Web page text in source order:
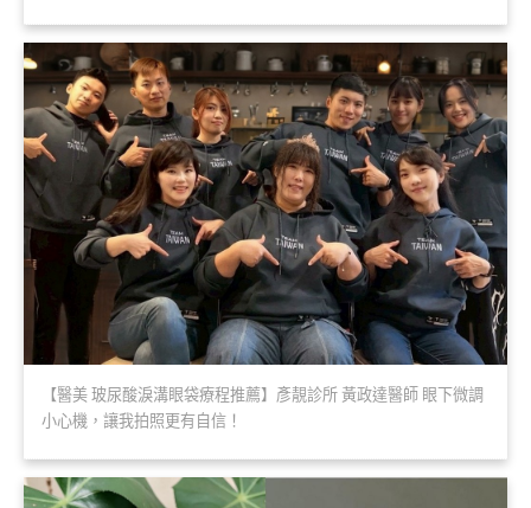
【醫美 玻尿酸淚溝眼袋療程推薦】彥靚診所 黃政達醫師 眼下微調
小心機，讓我拍照更有自信！